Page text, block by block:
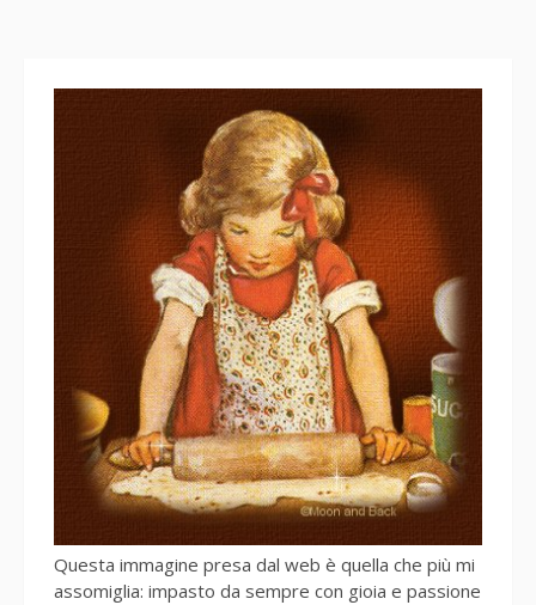
Questa immagine presa dal web è quella che più mi
assomiglia: impasto da sempre con gioia e passione